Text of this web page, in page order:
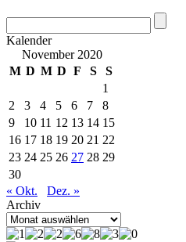
Kalender
November 2020
M D M D F S
S
1
2
3 4 5 6 7
8
9
10 11 12 13 14 15
16 17 18 19 20 21 22
23 24 25 26 27 28 29
30
« Okt.
Dez. »
Archiv
Archiv